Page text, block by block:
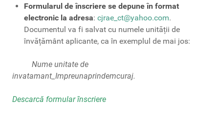
Formularul de înscriere se depune în format
electronic la adresa: cjrae_ct@yahoo.com.
Documentul va fi salvat cu numele unității de
învățământ aplicante, ca în exemplul de mai jos:
Nume unitate de
invatamant_Impreunaprindemcuraj.
Descarcă formular înscriere